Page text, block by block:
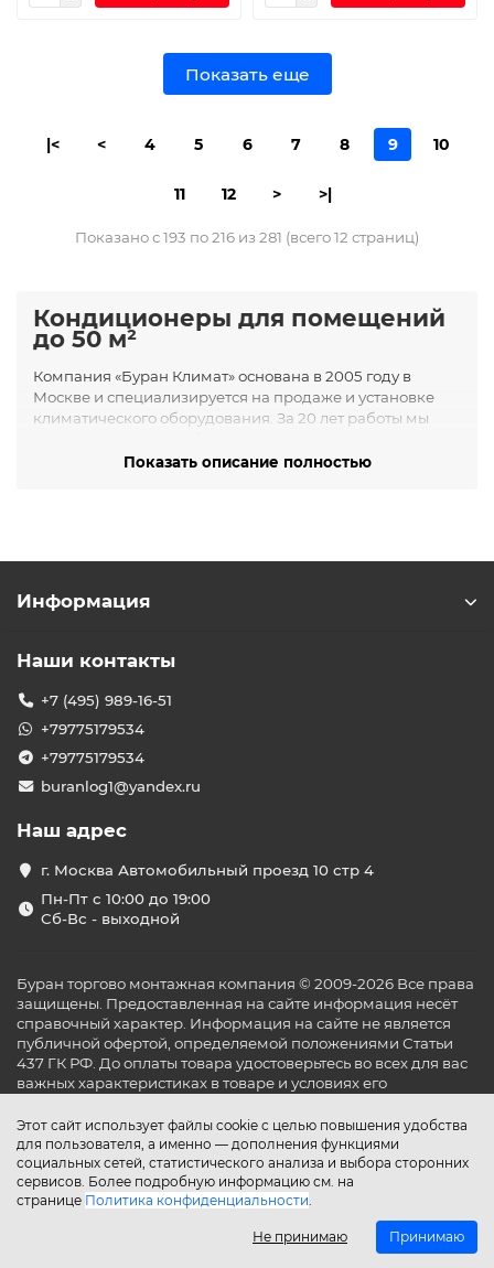
Показать еще
|< < 4 5 6 7 8 9 10
11 12 > >|
Показано с 193 по 216 из 281 (всего 12 страниц)
Кондиционеры для помещений
до 50 м²
Компания «Буран Климат» основана в 2005 году в
Москве и специализируется на продаже и установке
климатического оборудования. За 20 лет работы мы
предлагающий качественные решения для создания
50 м²
В нашем каталоге представлены различные типы
кондиционеров, подходящих для помещений
Настенные сплит-системы — оптимальны для
Мобильные кондиционеры — удобны для
временного использования и не требуют
монтажа.
коммерческих пространств с подвесными
Мы предлагаем продукцию от ведущих
производителей, включая Daikin, Mitsubishi Electric,
Современные технологии и
Наши кондиционеры оснащены передовыми
технологиями для обеспечения максимального
комфорта:
Инверторные компрессоры для
энергоэффективной работы.
Функции обогрева и охлаждения для
Многоступенчатая система фильтрации воздуха,
включая HEPA-фильтры.
Управление через Wi-Fi для дистанционного
контроля.
Тихий режим работы для комфортного сна и
Показать описание полностью
Этот сайт использует файлы cookie с целью повышения удобства
для пользователя, а именно — дополнения функциями
социальных сетей, статистического анализа и выбора сторонних
сервисов. Более подробную информацию см. на
странице Политика конфиденциальности.
Не принимаю Принимаю
Информация
Наши контакты
+7 (495) 989-16-51
+79775179534
+79775179534
buranlog1@yandex.ru
Наш адрес
г. Москва Автомобильный проезд 10 стр 4
Пн-Пт с 10:00 до 19:00
Сб-Вс - выходной
Буран торгово монтажная компания © 2009-2026 Все права
защищены. Предоставленная на сайте информация несёт
справочный характер. Информация на сайте не является
публичной офертой, определяемой положениями Статьи
437 ГК РФ. До оплаты товара удостоверьтесь во всех для вас
важных характеристиках в товаре и условиях его